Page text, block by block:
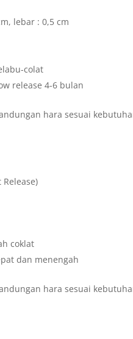
lebar : 0,5 cm
colat
release 4-6 bulan
hara sesuai
Release)
coklat
dan menengah
hara sesuai